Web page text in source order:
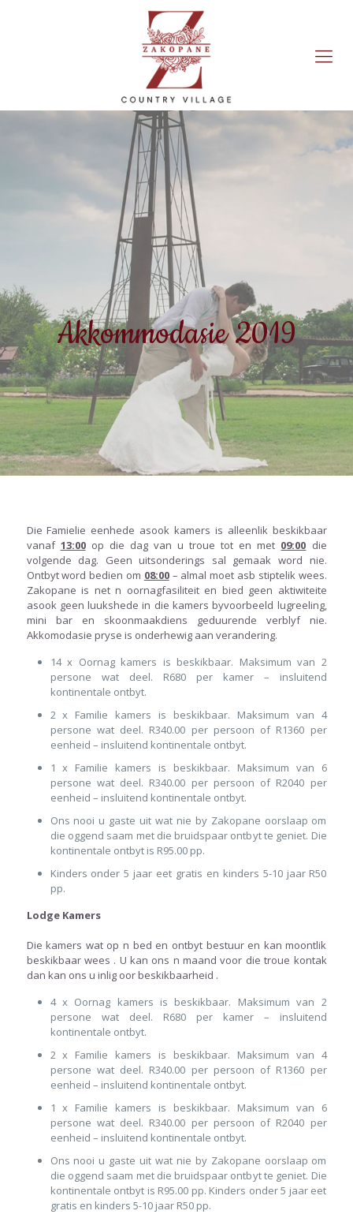
Akkommodasie 2019
Die Famielie eenhede asook kamers is alleenlik beskikbaar
vanaf 13:00op die dag van u troue tot en met 09:00 die
volgende dag. Geen uitsonderings sal gemaak word nie.
Ontbyt word bedien om 08:00– almal moet asb stiptelik wees.
Zakopane is net n oornagfasiliteit en bied geen aktiwiteite
asook geen luukshede in die kamers byvoorbeeld lugreeling,
mini bar en skoonmaakdiens geduurende verblyf nie.
Akkomodasie pryse is onderhewig aan verandering.
14 x Oornag kamers is beskikbaar. Maksimum van 2
persone wat deel. R680 per kamer – insluitend
kontinentale ontbyt.
2 x Familie kamers is beskikbaar. Maksimum van 4
persone wat deel. R340.00 per persoon of R1360 per
eenheid – insluitend kontinentale ontbyt.
1 x Familie kamers is beskikbaar. Maksimum van 6
persone wat deel. R340.00 per persoon of R2040 per
eenheid – insluitend kontinentale ontbyt.
Ons nooi u gaste uit wat nie by Zakopane oorslaap om
die oggend saam met die bruidspaar ontbyt te geniet. Die
kontinentale ontbyt is R95.00 pp.
Kinders onder 5 jaar eet gratis en kinders 5-10 jaar R50
pp.
Lodge Kamers
Die kamers wat op n bed en ontbyt bestuur en kan moontlik
beskikbaar wees . U kan ons n maand voor die troue kontak
dan kan ons u inlig oor beskikbaarheid .
4 x Oornag kamers is beskikbaar. Maksimum van 2
persone wat deel. R680 per kamer – insluitend
kontinentale ontbyt.
2 x Familie kamers is beskikbaar. Maksimum van 4
persone wat deel. R340.00 per persoon of R1360 per
eenheid – insluitend kontinentale ontbyt.
1 x Familie kamers is beskikbaar. Maksimum van 6
persone wat deel. R340.00 per persoon of R2040 per
eenheid – insluitend kontinentale ontbyt.
Ons nooi u gaste uit wat nie by Zakopane oorslaap om
die oggend saam met die bruidspaar ontbyt te geniet. Die
kontinentale ontbyt is R95.00 pp. Kinders onder 5 jaar eet
gratis en kinders 5-10 jaar R50 pp.